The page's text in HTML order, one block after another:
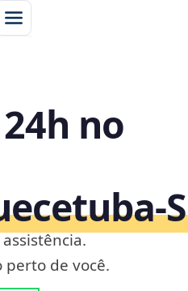
no
perto de você.